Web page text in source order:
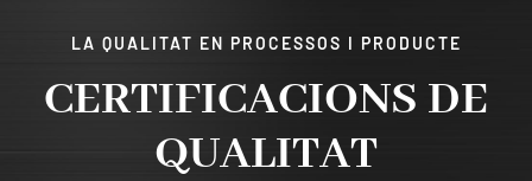
LA QUALITAT EN PROCESSOS I PRODUCTE
CERTIFICACIONS DE
QUALITAT